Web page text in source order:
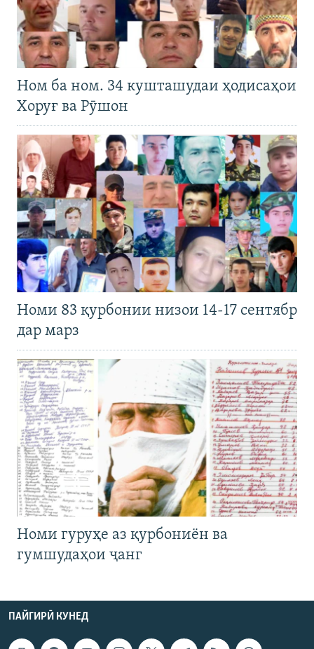
Ном ба ном. 34 кушташудаи ҳодисаҳои
Хоруғ ва Рӯшон
Номи 83 қурбонии низои 14-17 сентябр
дар марз
Номи гуруҳе аз қурбониён ва
гумшудаҳои ҷанг
ПАЙГИРӢ КУНЕД